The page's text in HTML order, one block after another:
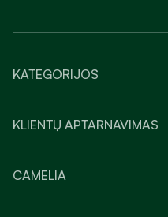
KATEGORIJOS
KLIENTŲ APTARNAVIMAS
CAMELIA